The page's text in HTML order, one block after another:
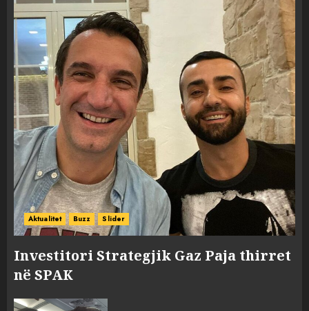
Aktualitet Buzz Slider
Investitori Strategjik Gaz Paja thirret
në SPAK